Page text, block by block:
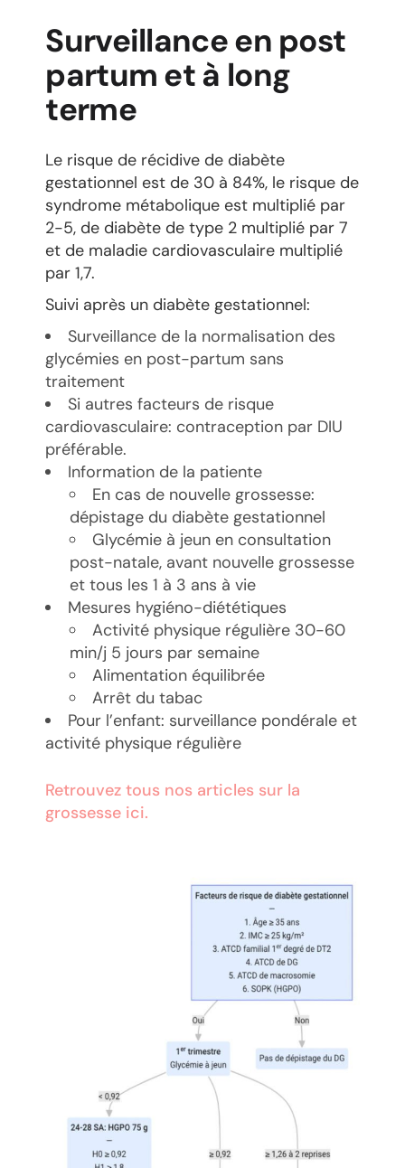
Surveillance en post
partum et à long
terme
Le risque de récidive de diabète
gestationnel est de 30 à 84%, le risque de
syndrome métabolique est multiplié par
2-5, de diabète de type 2 multiplié par 7
et de maladie cardiovasculaire multiplié
par 1,7.
Suivi après un diabète gestationnel:
Surveillance de la normalisation des
glycémies en post-partum sans
traitement
Si autres facteurs de risque
cardiovasculaire: contraception par DIU
préférable.
Information de la patiente
En cas de nouvelle grossesse:
dépistage du diabète gestationnel
Glycémie à jeun en consultation
post-natale, avant nouvelle grossesse
et tous les 1 à 3 ans à vie
Mesures hygiéno-diététiques
Activité physique régulière 30-60
min/j 5 jours par semaine
Alimentation équilibrée
Arrêt du tabac
Pour l’enfant: surveillance pondérale et
activité physique régulière
Retrouvez tous nos articles sur la
grossesse ici.